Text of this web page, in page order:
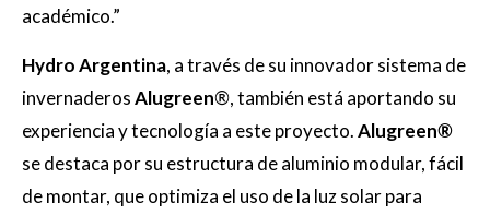
académico.”
Hydro Argentina, a través de su innovador sistema de
invernaderosAlugreen®, también está aportando su
experiencia y tecnología a este proyecto.Alugreen®
se destaca por su estructura de aluminio modular, fácil
de montar, que optimiza el uso de la luz solar para